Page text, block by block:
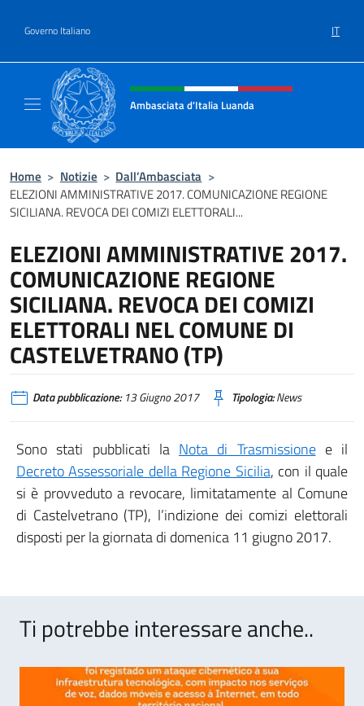
Governo Italiano IT
Intestazione sito, social e menù
Ambasciata d'Italia Luanda
Home > Notizie > Dall’Ambasciata >
ELEZIONI AMMINISTRATIVE 2017. COMUNICAZIONE REGIONE
SICILIANA. REVOCA DEI COMIZI ELETTORALI...
ELEZIONI AMMINISTRATIVE 2017.
COMUNICAZIONE REGIONE
SICILIANA. REVOCA DEI COMIZI
ELETTORALI NEL COMUNE DI
CASTELVETRANO (TP)
Data pubblicazione:13 Giugno 2017 Tipologia:News
Sono stati pubblicati la Nota di Trasmissionee il
Decreto Assessoriale della Regione Sicilia, con il quale
si è provveduto a revocare, limitatamente al Comune
di Castelvetrano (TP), l’indizione dei comizi elettorali
disposti per la giornata di domenica 11 giugno 2017.
Ti potrebbe interessare anche..